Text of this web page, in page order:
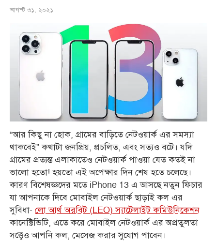
আগস্ট ৩১, ২০২১
“আর কিছু না হোক, গ্রামের বাড়িতে নেটওয়ার্ক এর সমস্যা
থাকবেই” কথাটা জনপ্রিয়, প্রচলিত, এবং সত্যও বটে। যদি
গ্রামের প্রত্যন্ত এলাকাতেও নেটওয়ার্ক পাওয়া যেত কতই না
ভালো হতো! হয়তো এই অপেক্ষার দিন শেষ হতে চলেছে।
কারণ বিশেষজ্ঞদের মতে iPhone 13 এ আসছে নতুন ফিচার
যা আপনাকে দিবে মোবাইল নেটওয়ার্ক ছাড়াই কল এর
সুবিধা- লো আর্থ অরবিট (LEO) স্যাটেলাইট কমিউনিকেশন
কানেক্টিভিটি, এতে করে মোবাইল নেটওয়ার্ক এর অপ্রতুলতা
সত্ত্বেও আপনি কল, মেসেজ করার সুযোগ পাবেন।